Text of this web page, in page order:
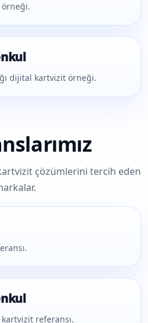
dijital kartvizit örneği.
çözümlerini tercih eden
referansı.